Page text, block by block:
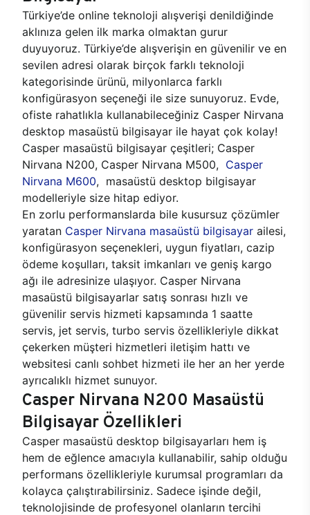
Türkiye’de online teknoloji alışverişi denildiğinde
aklınıza gelen ilk marka olmaktan gurur
duyuyoruz. Türkiye’de alışverişin en güvenilir ve en
sevilen adresi olarak birçok farklı teknoloji
kategorisinde ürünü, milyonlarca farklı
konfigürasyon seçeneği ile size sunuyoruz. Evde,
ofiste rahatlıkla kullanabileceğiniz Casper Nirvana
desktop masaüstü bilgisayar ile hayat çok kolay!
Casper masaüstü bilgisayar çeşitleri; Casper
Nirvana N200, Casper Nirvana M500, Casper
Nirvana M600, masaüstü desktop bilgisayar
modelleriyle size hitap ediyor.
En zorlu performanslarda bile kusursuz çözümler
yaratan Casper Nirvana masaüstü bilgisayar ailesi,
konfigürasyon seçenekleri, uygun fiyatları, cazip
ödeme koşulları, taksit imkanları ve geniş kargo
ağı ile adresinize ulaşıyor. Casper Nirvana
masaüstü bilgisayarlar satış sonrası hızlı ve
güvenilir servis hizmeti kapsamında 1 saatte
servis, jet servis, turbo servis özellikleriyle dikkat
çekerken müşteri hizmetleri iletişim hattı ve
websitesi canlı sohbet hizmeti ile her an her yerde
ayrıcalıklı hizmet sunuyor.
Casper Nirvana N200 Masaüstü
Bilgisayar Özellikleri
Casper masaüstü desktop bilgisayarları hem iş
hem de eğlence amacıyla kullanabilir, sahip olduğu
performans özellikleriyle kurumsal programları da
kolayca çalıştırabilirsiniz. Sadece işinde değil,
teknolojisinde de profesyonel olanların tercihi